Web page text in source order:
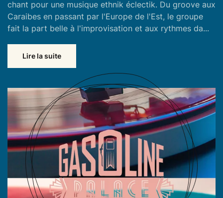
chant pour une musique ethnik éclectik. Du groove aux
Caraibes en passant par l'Europe de l'Est, le groupe
fait la part belle à l'improvisation et aux rythmes da...
Lire la suite